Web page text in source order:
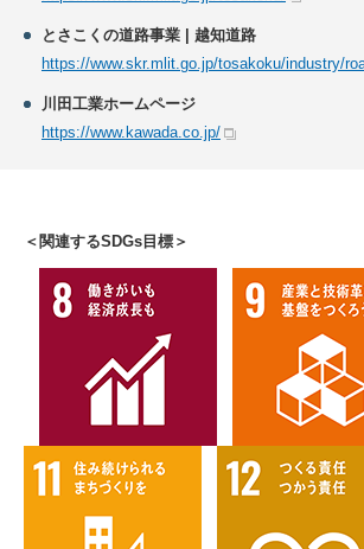
とさこくの道路事業 | 越知道路
https://www.skr.mlit.go.jp/tosakoku/industry/
川田工業ホームページ
https://www.kawada.co.jp/
＜関連するSDGs目標＞